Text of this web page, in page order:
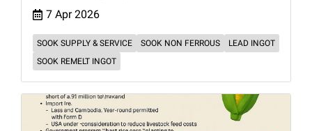
7 Apr 2026
SOOK SUPPLY & SERVICE SOOK NON FERROUS
LEAD INGOT
SOOK REMELT INGOT